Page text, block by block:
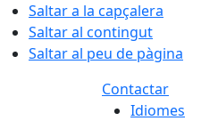
Saltar a la capçalera
Saltar al contingut
Saltar al peu de pàgina
Contactar
Idiomes